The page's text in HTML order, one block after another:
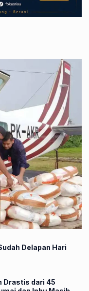
Delapan Hari
Drastis dari 45